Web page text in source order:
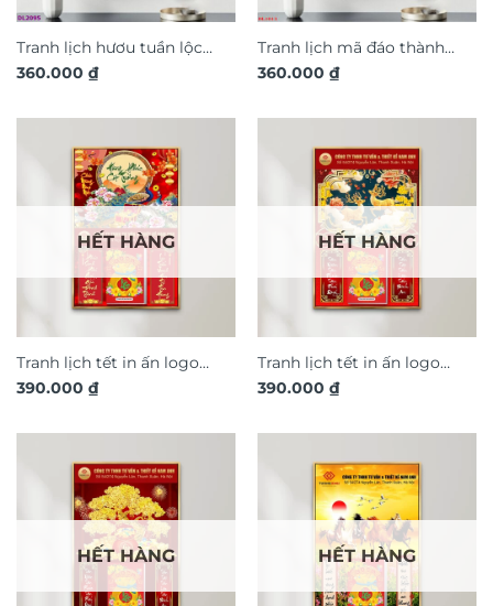
Tranh lịch hươu tuần lộc
nghệ thuật treo tường TL13
360.000 ₫
Tranh lịch mã đáo thành
công treo tường TL02
360.000 ₫
HẾT HÀNG
Tranh lịch tết in ấn logo
thiết kế theo yêu cầu Công
390.000 ₫
HẾT HÀNG
Tranh lịch tết in ấn logo
thiết kế theo yêu cầu Hươu
390.000 ₫
HẾT HÀNG HẾT HÀNG